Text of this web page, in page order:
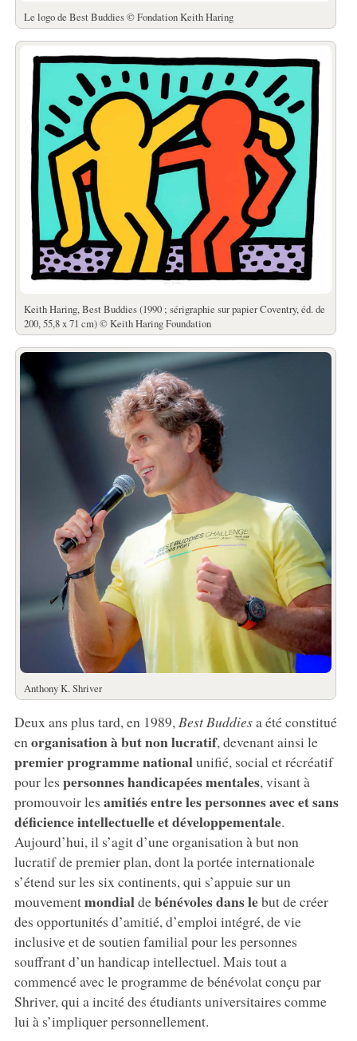
Le logo de Best Buddies © Fondation Keith Haring
Keith Haring, Best Buddies (1990 ; sérigraphie sur papier Coventry, éd. de
200, 55,8 x 71 cm) © Keith Haring Foundation
Anthony K. Shriver
Deux ans plus tard, en 1989, Best Buddiesa été constitué
en organisation à but non lucratif, devenant ainsi le
premier programme nationalunifié, social et récréatif
pour les personnes handicapées mentales, visant à
promouvoir les amitiés entre les personnes avec et sans
déficience intellectuelle et développementale.
Aujourd’hui, il s’agit d’une organisation à but non
lucratif de premier plan, dont la portée internationale
s’étend sur les six continents, qui s’appuie sur un
mouvementmondialdebénévoles dans lebut de créer
des opportunités d’amitié, d’emploi intégré, de vie
inclusive et de soutien familial pour les personnes
souffrant d’un handicap intellectuel. Mais tout a
commencé avec le programme de bénévolat conçu par
Shriver, qui a incité des étudiants universitaires comme
lui à s’impliquer personnellement.